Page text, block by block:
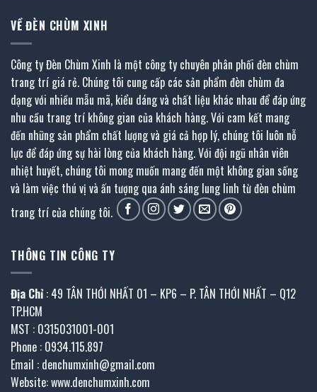
VỀ ĐÈN CHÙM XINH
Công ty Đèn Chùm Xinh là một công ty chuyên phân phối đèn chùm
trang trí giá rẻ. Chúng tôi cung cấp các sản phẩm đèn chùm đa
dạng với nhiều mẫu mã, kiểu dáng và chất liệu khác nhau để đáp ứng
nhu cầu trang trí không gian của khách hàng. Với cam kết mang
đến những sản phẩm chất lượng và giá cả hợp lý, chúng tôi luôn nỗ
lực để đáp ứng sự hài lòng của khách hàng. Với đội ngũ nhân viên
nhiệt huyết, chúng tôi mong muốn mang đến một không gian sống
và làm việc thú vị và ấn tượng qua ánh sáng lung linh từ đèn chùm
trang trí của chúng tôi.
THÔNG TIN CÔNG TY
Địa Chỉ : 49 TÂN THỚI NHẤT 01 – KP6 – P. TÂN THỚI NHẤT – Q12
TP.HCM
MST : 0315031001-001
Phone : 0934.115.897
Email : denchumxinh@gmail.com
Website: www.denchumxinh.com